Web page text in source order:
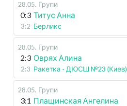
28.05. Групи
0:3 Титус Анна
3:2 Берликс
28.05. Групи
2:3 Оврях Алина
2:3 Ракетка - ДЮСШ №23 (Киев)
28.05. Групи
3:1 Плащинская Ангелина